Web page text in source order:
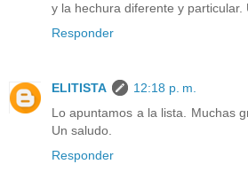
y la hechura diferente y particular.
Responder
ELITISTA
12:18 p. m.
Lo apuntamos a la lista. Muchas
Un saludo.
Responder